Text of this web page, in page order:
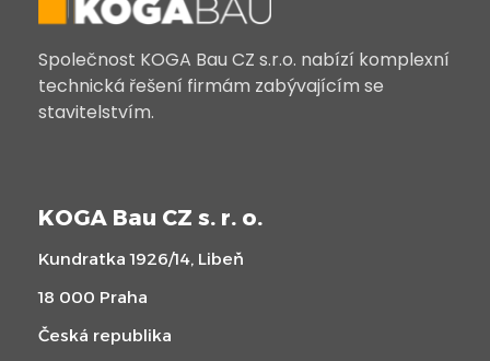
Společnost KOGA Bau CZ s.r.o. nabízí komplexní
technická řešení firmám zabývajícím se
stavitelstvím.
KOGA Bau CZ s. r. o.
Kundratka 1926/14, Libeň
18 000 Praha
Česká republika